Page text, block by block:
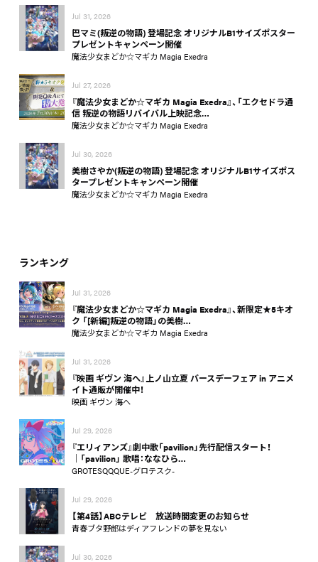
Jul 31, 2026
巴マミ(叛逆の物語) 登場記念 オリジナルB1サイズポスター
プレゼントキャンペーン開催
魔法少女まどか☆マギカ Magia Exedra
Jul 27, 2026
『魔法少女まどか☆マギカ Magia Exedra』、「エクセドラ通
信 叛逆の物語リバイバル上映記念…
魔法少女まどか☆マギカ Magia Exedra
Jul 30, 2026
美樹さやか(叛逆の物語) 登場記念 オリジナルB1サイズポス
タープレゼントキャンペーン開催
魔法少女まどか☆マギカ Magia Exedra
ランキング
Jul 31, 2026
『魔法少女まどか☆マギカ Magia Exedra』、新限定★5キオ
ク 「[新編]叛逆の物語」の美樹…
魔法少女まどか☆マギカ Magia Exedra
Jul 31, 2026
『映画 ギヴン 海へ』上ノ山立夏 バースデーフェア in アニメ
イト通販が開催中！
映画 ギヴン 海へ
Jul 29, 2026
『エリィアンズ』劇中歌「pavilion」先行配信スタート！
│「pavilion」 歌唱：ななひら…
GROTESQQQUE-グロテスク-
Jul 29, 2026
【第4話】ABCテレビ 放送時間変更のお知らせ
青春ブタ野郎はディアフレンドの夢を見ない
Jul 30, 2026